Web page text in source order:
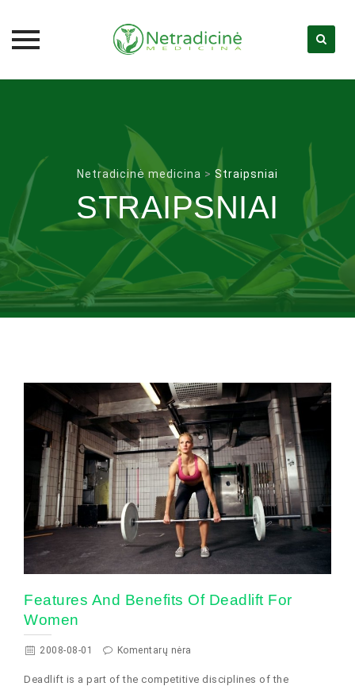
Netradicinė medicina > Straipsniai
STRAIPSNIAI
Features And Benefits Of Deadlift For
Women
2008-08-01 Komentarų nėra
Deadlift is a part of the competitive disciplines of the